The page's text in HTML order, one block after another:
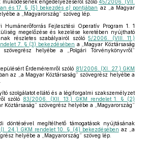
működésének engedélyezéséről szóló 45/2006. (VII.
és 17. § (5) bekezdése) pontjában az „a Magyar
a „Magyarország” szöveg lép.
Fejlesztési Operatív Program 1. 1
megelőzése és kezelése keretében nyújtható
részletes szabályairól szóló5/2006. (VIII. 11.)
7. § (3) bekezdésében a „Magyar Köztársaság
szövegrész helyébe a „Polgári Törvénykönyvről”
Érdeméremről szóló 81/2006. (XI. 27.) GKM
az „a Magyar Köztársaság” szövegrész helyébe a
szolgálatot ellátó és a légiforgalmi szakszemélyzet
szóló 83/2006. (XII. 13.) GKM rendelet 1. § (2)
Köztársaság” szövegrész helyébe a „Magyarország”
döntésével megítélhető támogatások nyújtásának
24.) GKM rendelet 10. § (4) bekezdésében az „a
helyébe a „Magyarország” szöveg lép.